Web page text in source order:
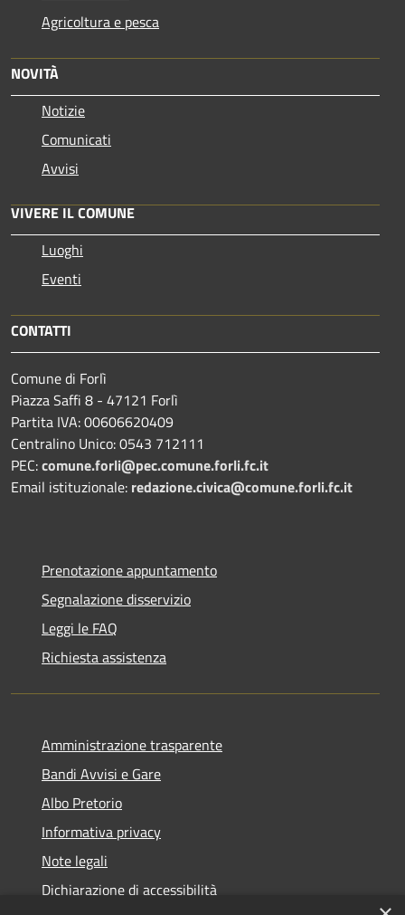
Agricoltura e pesca
NOVITÀ
Notizie
Comunicati
Avvisi
VIVERE IL COMUNE
Luoghi
Eventi
CONTATTI
Comune di Forlì
Piazza Saffi 8 - 47121 Forlì
Partita IVA: 00606620409
Centralino Unico: 0543 712111
PEC:comune.forli@pec.comune.forli.fc.it
Email istituzionale: redazione.civica@comune.forli.fc.it
Prenotazione appuntamento
Segnalazione disservizio
Leggi le FAQ
Richiesta assistenza
Amministrazione trasparente
Bandi Avvisi e Gare
Albo Pretorio
Informativa privacy
Note legali
Dichiarazione di accessibilità